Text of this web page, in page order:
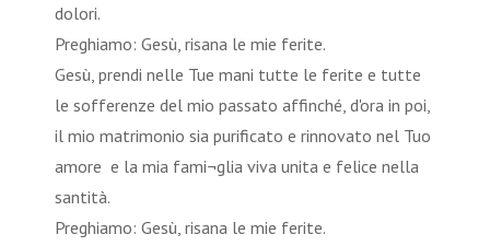
dolori.
Preghiamo: Gesù, risana le mie ferite.
Gesù, prendi nelle Tue mani tutte le ferite e tutte
le sofferenze del mio passato affinché, d'ora in poi,
il mio matrimonio sia purificato e rinnovato nel Tuo
amore e la mia fami¬glia viva unita e felice nella
Preghiamo: Gesù, risana le mie ferite.